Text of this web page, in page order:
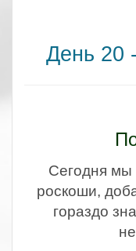
День 20
Сегодня мы
роскоши,
гораздо